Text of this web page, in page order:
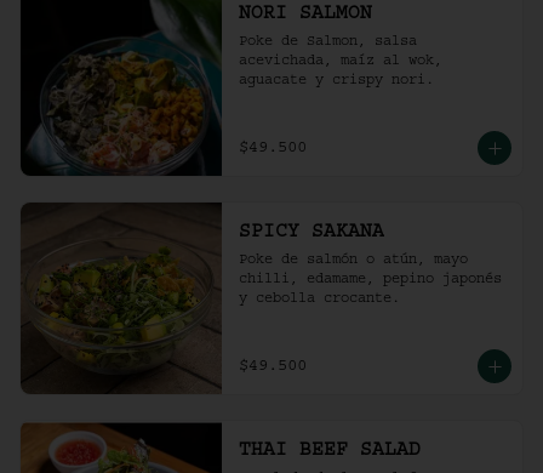
NORI SALMON
Poke de Salmon, salsa
acevichada, maíz al wok,
aguacate y crispy nori.
$49.500
SPICY SAKANA
Poke de salmón o atún, mayo
chilli, edamame, pepino japonés
y cebolla crocante.
$49.500
THAI BEEF SALAD